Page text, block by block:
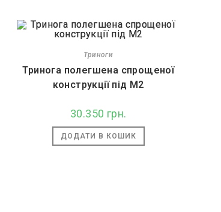
Триноги
Тринога полегшена спрощеної
конструкції під M2
30.350 грн.
ДОДАТИ В КОШИК